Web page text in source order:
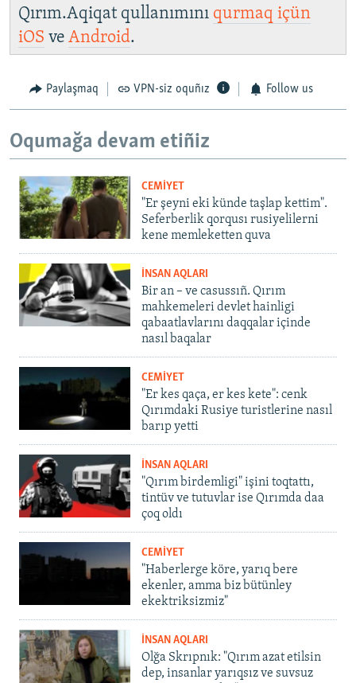
Qırım.Aqiqat qullanımını qurmaq içün
iOS ve Android.
Paylaşmaq VPN-siz oquñız Follow us
Oqumağa devam etiñiz
CEMİYET
"Er şeyni eki künde taşlap kettim".
Seferberlik qorqusı rusiyelilerni
kene memleketten quva
İNSAN AQLARI
Bir an – ve casussıñ. Qırım
mahkemeleri devlet hainligi
qabaatlavlarını daqqalar içinde
nasıl baqalar
CEMİYET
"Er kes qaça, er kes kete": cenk
Qırımdaki Rusiye turistlerine nasıl
barıp yetti
İNSAN AQLARI
"Qırım birdemligi" işini toqtattı,
tintüv ve tutuvlar ise Qırımda daa
çoq oldı
CEMİYET
"Haberlerge köre, yarıq bere
ekenler, amma biz bütünley
ekektriksizmiz"
İNSAN AQLARI
Olğa Skrıpnık: "Qırım azat etilsin
dep, insanlar yarıqsız ve suvsuz